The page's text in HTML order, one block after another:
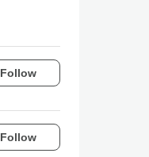
Follow
Follow